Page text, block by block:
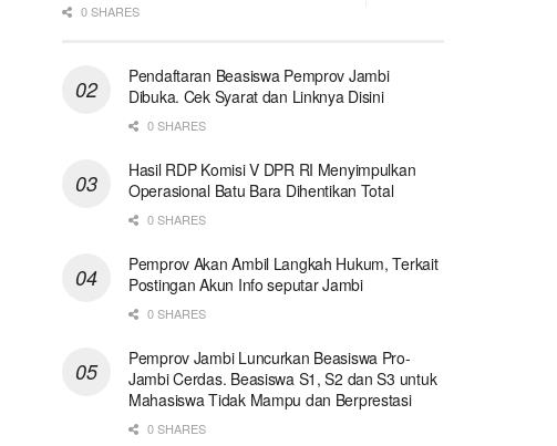
0 SHARES
Pendaftaran Beasiswa Pemprov Jambi
Dibuka. Cek Syarat dan Linknya Disini
0 SHARES
Hasil RDP Komisi V DPR RI Menyimpulkan
Operasional Batu Bara Dihentikan Total
0 SHARES
Pemprov Akan Ambil Langkah Hukum, Terkait
Postingan Akun Info seputar Jambi
0 SHARES
Pemprov Jambi Luncurkan Beasiswa Pro-
Jambi Cerdas. Beasiswa S1, S2 dan S3 untuk
Mahasiswa Tidak Mampu dan Berprestasi
0 SHARES